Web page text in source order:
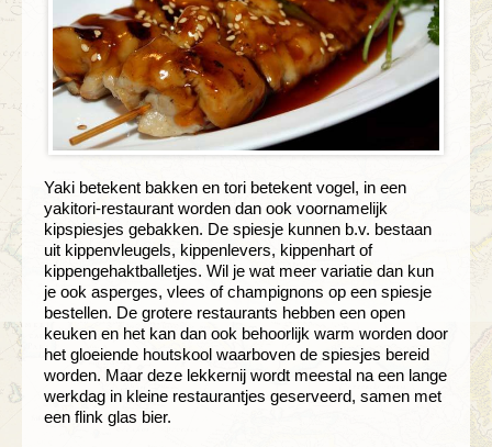
Yaki betekent bakken en tori betekent vogel, in een
yakitori-restaurant worden dan ook voornamelijk
kipspiesjes gebakken. De spiesje kunnen b.v. bestaan
uit kippenvleugels, kippenlevers, kippenhart of
kippengehaktballetjes. Wil je wat meer variatie dan kun
je ook asperges, vlees of champignons op een spiesje
bestellen. De grotere restaurants hebben een open
keuken en het kan dan ook behoorlijk warm worden door
het gloeiende houtskool waarboven de spiesjes bereid
worden. Maar deze lekkernij wordt meestal na een lange
werkdag in kleine restaurantjes geserveerd, samen met
een flink glas bier.